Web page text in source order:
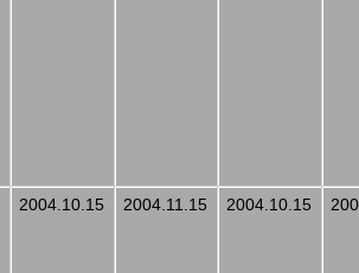
2004.10.15 2004.11.15 2004.10.15